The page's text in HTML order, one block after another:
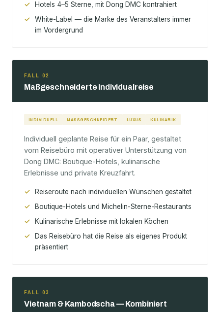
Hotels 4–5 Sterne, mit Dong DMC kontrahiert
White-Label — die Marke des Veranstalters immer
im Vordergrund
FALL 02
Maßgeschneiderte Individualreise
INDIVIDUELL MASSGESCHNEIDERT LUXUS KULINARIK
Individuell geplante Reise für ein Paar, gestaltet
vom Reisebüro mit operativer Unterstützung von
Dong DMC: Boutique-Hotels, kulinarische
Erlebnisse und private Kreuzfahrt.
Reiseroute nach individuellen Wünschen gestaltet
Boutique-Hotels und Michelin-Sterne-Restaurants
Kulinarische Erlebnisse mit lokalen Köchen
Das Reisebüro hat die Reise als eigenes Produkt
präsentiert
FALL 03
Vietnam & Kambodscha — Kombiniert